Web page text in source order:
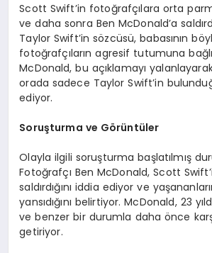
Scott Swift’in fotoğrafçılara orta
ve daha sonra Ben McDonald’a
Taylor Swift’in sözcüsü, babasının
fotoğrafçıların agresif tutumuna
McDonald, bu açıklamayı
orada sadece Taylor Swift’in
ediyor.
Soruşturma ve Görüntüler
Olayla ilgili soruşturma başlatılmış
Fotoğrafçı Ben McDonald, Scott
saldırdığını iddia ediyor ve
yansıdığını belirtiyor. McDonald, 23
ve benzer bir durumla daha önce
getiriyor.